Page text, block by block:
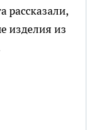
рассказали,
изделия из